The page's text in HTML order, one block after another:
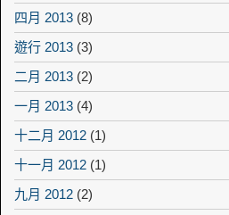
四月 2013 (8)
遊行 2013 (3)
二月 2013 (2)
一月 2013 (4)
十二月 2012 (1)
十一月 2012 (1)
九月 2012 (2)